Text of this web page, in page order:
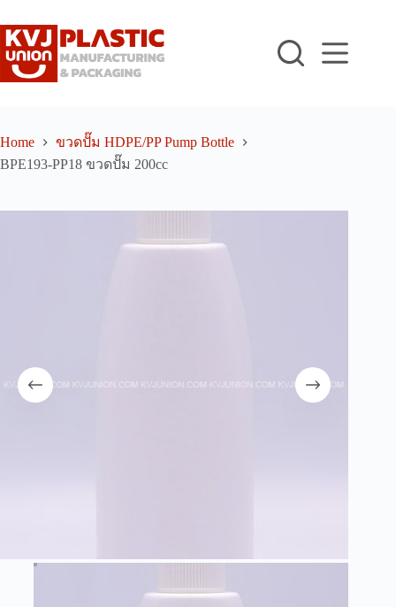
to
content
Home
ขวดปั๊ม HDPE/PP Pump Bottle
BPE193-PP18 ขวดปั๊ม 200cc